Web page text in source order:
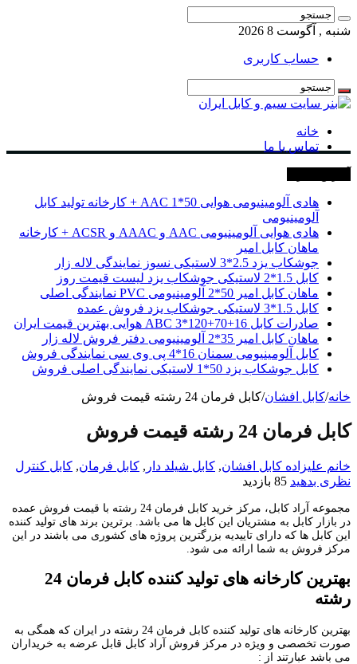
شنبه , آگوست 8 2026
حساب کاربری
خانه
تماس با ما
هادی آلومینیومی هوایی 50*1 AAC + کارخانه تولید کابل
آلومینیومی
هادی هوایی آلومینیومی AAC و AAAC و ACSR + کارخانه
ماهان کابل امیر
جوشکاب یزد 2.5*3 لاستیکی نسوز نمایندگی لاله زار
کابل 1.5*2 لاستیکی جوشکاب یزد لیست قیمت روز
ماهان کابل امیر 50*2 آلومینیومی PVC نمایندگی اصلی
کابل 1.5*3 لاستیکی جوشکاب یزد فروش عمده
صادرات کابل 16+70+120*3 ABC هوایی بهترین قیمت ایران
ماهان کابل امیر 35*2 آلومینیومی دفتر فروش لاله زار
کابل آلومینیومی سمنان 16*4 پی وی سی نمایندگی فروش
کابل جوشکاب یزد 50*1 لاستیکی نمایندگی اصلی فروش
خانه/کابل افشان/کابل فرمان 24 رشته قیمت فروش
کابل فرمان 24 رشته قیمت فروش
خانم علیزاده کابل افشان, کابل شیلد دار , کابل فرمان, کابل کنترل
نظری بدهید 85 بازدید
مجموعه آراد کابل، مرکز خرید کابل فرمان 24 رشته با قیمت فروش عمده
در بازار کابل به مشتریان این کابل ها می باشد. برترین برند های تولید کننده
این کابل ها که دارای تاییدیه بزرگترین پروژه های کشوری می باشند در این
مرکز فروش به شما ارائه می شود.
بهترین کارخانه های تولید کننده کابل فرمان 24
رشته
بهترین کارخانه های تولید کننده کابل فرمان 24 رشته در ایران که همگی به
صورت تخصصی و ویژه در مرکز فروش آراد کابل قابل عرضه به خریداران
می باشد عبارتند از :